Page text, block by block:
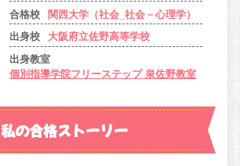
合格校
関西大学（社会_社会－心理学）
出身校
大阪府立佐野高等学校
出身教室
個別指導学院フリーステップ 泉佐野教室
私の合格ストーリー